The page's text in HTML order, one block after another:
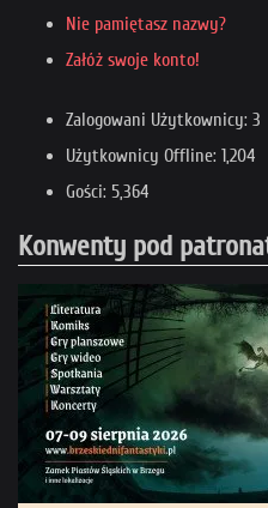
Nie pamiętasz nazwy?
Załóż swoje konto!
Zalogowani Użytkownicy: 3
Użytkownicy Offline: 1,204
Gości: 5,364
Konwenty pod